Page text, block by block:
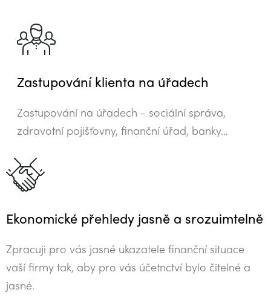
Zastupování klienta na úřadech
Zastupování na úřadech - sociální správa,
zdravotní pojišťovny, finanční úřad, banky…
Ekonomické přehledy jasně a srozuimtelně
Zpracuji pro vás jasné ukazatele finanční situace
vaší firmy tak, aby pro vás účetnctví bylo čitelné a
jasné.